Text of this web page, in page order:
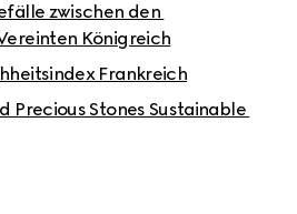
zwischen den
Königreich
Frankreich
Precious Stones Sustainable